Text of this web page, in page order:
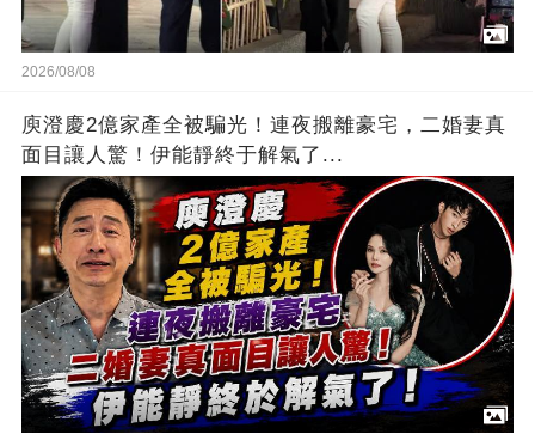
2026/08/08
庾澄慶2億家產全被騙光！連夜搬離豪宅，二婚妻真
面目讓人驚！伊能靜終于解氣了...